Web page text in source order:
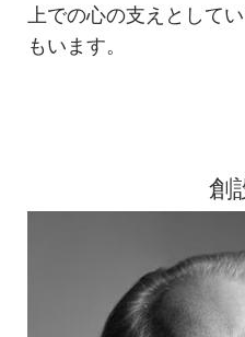
上での心の支えとして
もいます。
創